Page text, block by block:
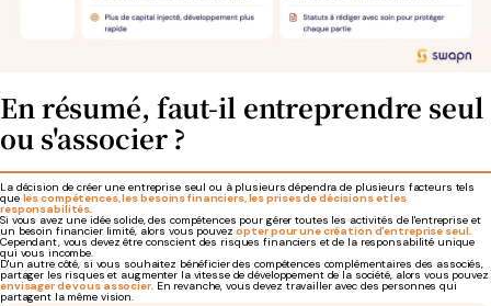
En résumé, faut-il entreprendre seul
ou s'associer ?
La décision de créer une entreprise seul ou à plusieurs dépendra de plusieurs facteurs tels
que les compétences, les besoins financiers, les prises de décisions et les
responsabilités.
Si vous avez une idée solide, des compétences pour gérer toutes les activités de l'entreprise et
un besoin financier limité, alors vous pouvezopter pour une création d'entreprise seul.
Cependant, vous devez être conscient des risques financiers et de la responsabilité unique
qui vous incombe.
D'un autre côté, si vous souhaitez bénéficier des compétences complémentaires des associés,
partager les risques et augmenter la vitesse de développement de la société, alors vous pouvez
envisager de vous associer. En revanche, vous devez travailler avec des personnes qui
partagent la même vision.